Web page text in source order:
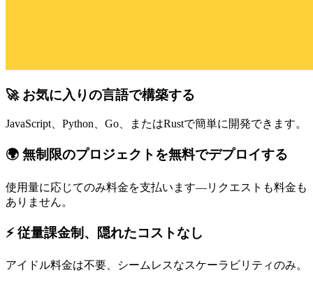
🚀 お気に入りの言語で構築する
JavaScript、Python、Go、またはRustで簡単に開発できます。
🌍 無制限のプロジェクトを無料でデプロイする
使用量に応じてのみ料金を支払います—リクエストも料金も
ありません。
⚡ 従量課金制、隠れたコストなし
アイドル料金は不要、シームレスなスケーラビリティのみ。